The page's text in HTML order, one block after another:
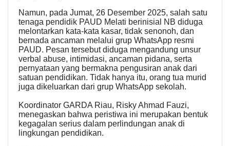
Namun, pada Jumat, 26 Desember 2025, salah satu
tenaga pendidik PAUD Melati berinisial NB diduga
melontarkan kata-kata kasar, tidak senonoh, dan
bernada ancaman melalui grup WhatsApp resmi
PAUD. Pesan tersebut diduga mengandung unsur
verbal abuse, intimidasi, ancaman pidana, serta
pernyataan yang bermakna pengusiran anak dari
satuan pendidikan. Tidak hanya itu, orang tua murid
juga dikeluarkan dari grup WhatsApp sekolah.
Koordinator GARDA Riau, Risky Ahmad Fauzi,
menegaskan bahwa peristiwa ini merupakan bentuk
kegagalan serius dalam perlindungan anak di
lingkungan pendidikan.